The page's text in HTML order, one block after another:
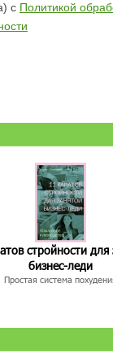
с Политикой
стройности для
бизнес-леди
Простая система